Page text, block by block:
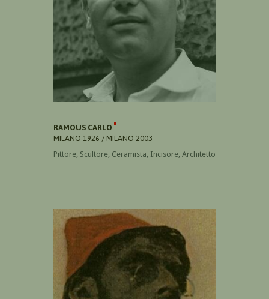
RAMOUS CARLO
MILANO 1926 / MILANO 2003
Pittore, Scultore, Ceramista, Incisore, Architetto